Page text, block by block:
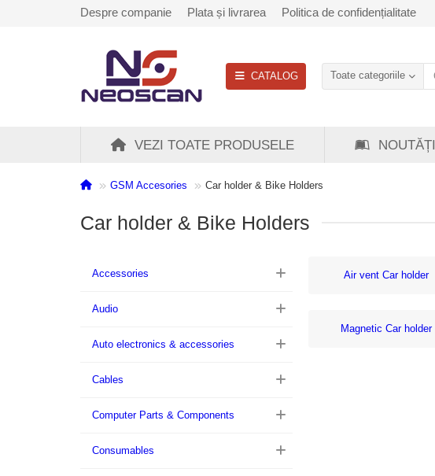
Despre companie Plata și livrarea Politica de confidențialitate
CATALOG Toate categoriile
VEZI TOATE PRODUSELE NOUTĂȚI
GSM Accesories Car holder & Bike Holders
Car holder & Bike Holders
Accessories
Audio
Auto electronics & accessories
Cables
Computer Parts & Components
Consumables
Air vent Car holder
Magnetic Car holder